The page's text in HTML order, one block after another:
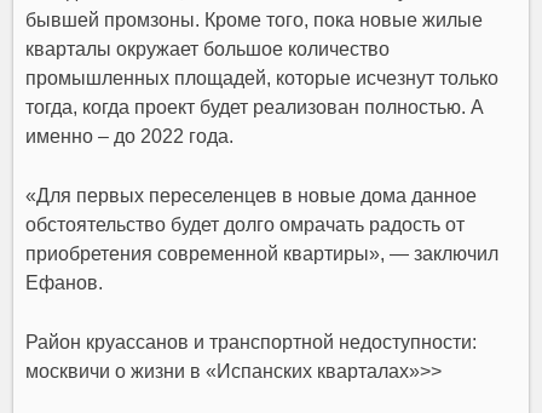
бывшей промзоны. Кроме того, пока новые жилые
кварталы окружает большое количество
промышленных площадей, которые исчезнут только
тогда, когда проект будет реализован полностью. А
именно – до 2022 года.
«Для первых переселенцев в новые дома данное
обстоятельство будет долго омрачать радость от
приобретения современной квартиры», — заключил
Ефанов.
Район круассанов и транспортной недоступности:
москвичи о жизни в «Испанских кварталах»>>